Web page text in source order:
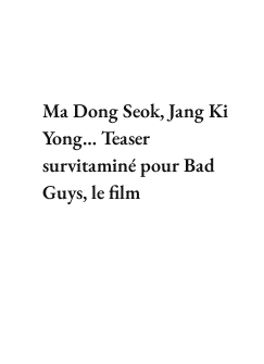
Ma Dong Seok, Jang Ki
Yong… Teaser
survitaminé pour Bad
Guys, le film